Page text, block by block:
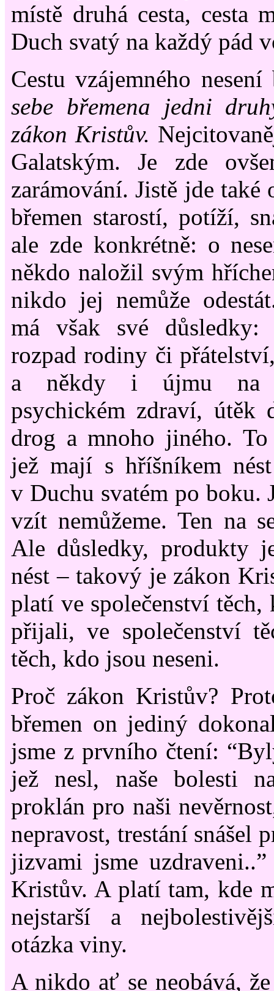
místě druhá cesta, cesta
Duch svatý na každý pád
Cestu vzájemného
sebe břemena jedni
zákon Kristův.
Galatským. Je zde
zarámování. Jistě jde také
břemen starostí, potíží,
ale zde konkrétně: o
někdo naložil svým
nikdo jej nemůže
má však své důsledky:
rozpad rodiny či
a někdy i újmu na
psychickém zdraví, útěk
drog a mnoho jiného.
jež mají s hříšníkem
v Duchu svatém po boku.
vzít nemůžeme. Ten na
Ale důsledky, produkty
nést – takový je zákon
platí ve společenství
přijali, ve společenství
těch, kdo jsou neseni.
Proč zákon Kristův?
břemen on jediný
jsme z prvního čtení:
jež nesl, naše bolesti
proklán pro naši
nepravost, trestání snášel
jizvami jsme
Kristův. A platí tam, kde
nejstarší a
otázka viny.
A nikdo ať se neobává,